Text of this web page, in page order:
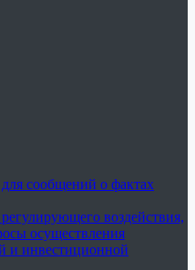
для сообщений о фактах
воздействия,
осуществления
и инвестиционной